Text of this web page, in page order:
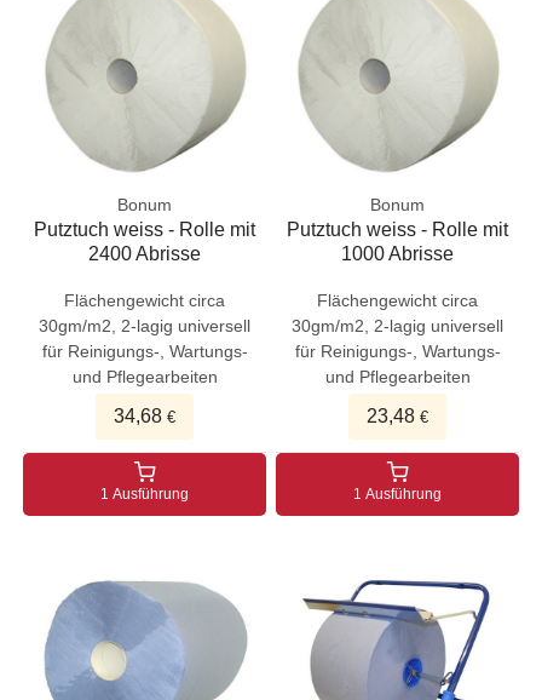
Bonum
Putztuch weiss - Rolle mit
2400 Abrisse
Flächengewicht circa
30gm/m2, 2-lagig universell
für Reinigungs-, Wartungs-
und Pflegearbeiten
34,68 €
1 Ausführung
Bonum
Putztuch weiss - Rolle mit
1000 Abrisse
Flächengewicht circa
30gm/m2, 2-lagig universell
für Reinigungs-, Wartungs-
und Pflegearbeiten
23,48 €
1 Ausführung